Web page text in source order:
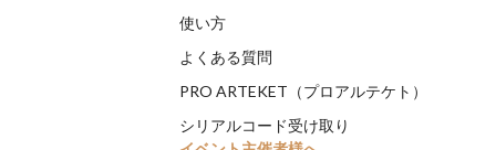
使い方
よくある質問
PRO ARTEKET（プロアルテケト）
シリアルコード受け取り